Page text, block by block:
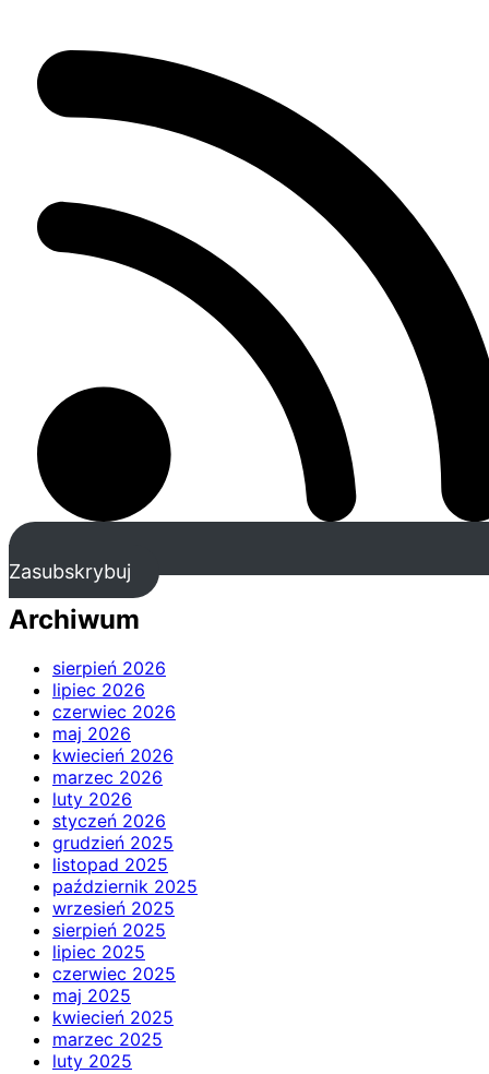
Zasubskrybuj
Archiwum
sierpień 2026
lipiec 2026
czerwiec 2026
maj 2026
kwiecień 2026
marzec 2026
luty 2026
styczeń 2026
grudzień 2025
listopad 2025
październik 2025
wrzesień 2025
sierpień 2025
lipiec 2025
czerwiec 2025
maj 2025
kwiecień 2025
marzec 2025
luty 2025